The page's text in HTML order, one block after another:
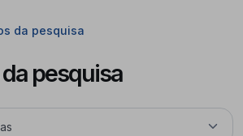
da pesquisa
pesquisa